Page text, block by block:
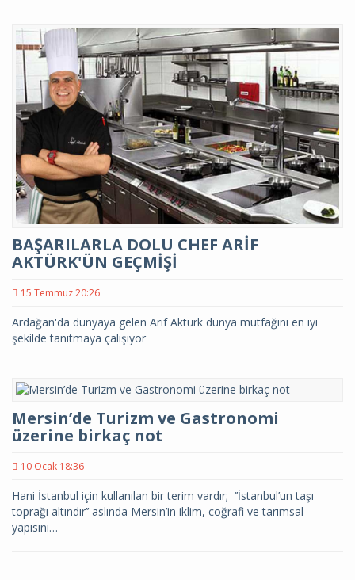
BAŞARILARLA DOLU CHEF ARİF
AKTÜRK'ÜN GEÇMİŞİ
15 Temmuz 20:26
Ardağan'da dünyaya gelen Arif Aktürk dünya mutfağını en iyi
şekilde tanıtmaya çalışıyor
Mersin’de Turizm ve Gastronomi
üzerine birkaç not
10 Ocak 18:36
Hani İstanbul için kullanılan bir terim vardır; ‘’İstanbul’un taşı
toprağı altındır’’ aslında Mersin’in iklim, coğrafi ve tarımsal
yapısını…